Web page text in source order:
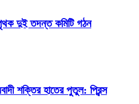
দুই তদন্ত কমিটি গঠন
শক্তির হাতের পুতুল: প্রিন্স